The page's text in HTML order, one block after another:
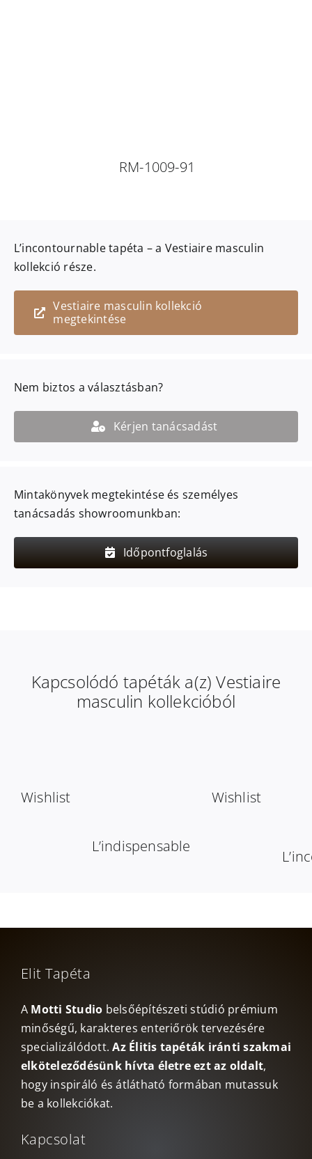
RM-1009-91
L’incontournabletapéta – a Vestiaire masculin
kollekció része.
Vestiaire masculin kollekció
megtekintése
Nem biztos a választásban?
Kérjen tanácsadást
Mintakönyvek megtekintése és személyes
tanácsadás showroomunkban:
Időpontfoglalás
Kapcsolódó tapéták a(z) Vestiaire
masculin kollekcióból
Wishlist
L’indispensable
Wishlist
Elit Tapéta
A Motti Studio belsőépítészeti stúdió prémium
minőségű, karakteres enteriőrök tervezésére
specializálódott.Az Élitis tapéták iránti szakmai
elköteleződésünk hívta életre ezt az oldalt,
hogy inspiráló és átlátható formában mutassuk
be a kollekciókat.
Kapcsolat